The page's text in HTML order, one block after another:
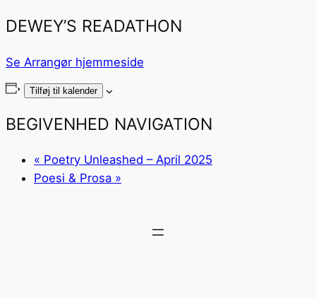
DEWEY’S READATHON
Se Arrangør hjemmeside
Tilføj til kalender
BEGIVENHED NAVIGATION
« Poetry Unleashed – April 2025
Poesi & Prosa »